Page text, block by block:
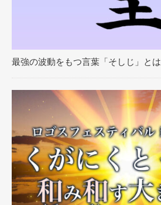
最強の波動をもつ言葉「そしじ」とは